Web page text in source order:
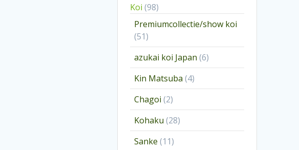
Koi 9898
producten
Premiumcollectie/show koi
5151
producten
azukai koi Japan 66
producten
Kin Matsuba 44
producten
Chagoi 22
producten
Kohaku 2828
producten
Sanke 1111